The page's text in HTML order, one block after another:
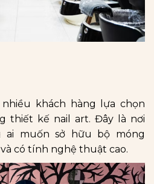
khách hàng lựa chọn
thiết kế nail art. Đây là nơi
ai muốn sở hữu bộ móng
có tính nghệ thuật cao.